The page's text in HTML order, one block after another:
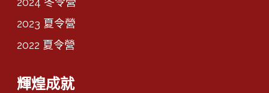
2023 夏令營
2022 夏令營
輝煌成就